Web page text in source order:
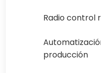
Radio control
producción